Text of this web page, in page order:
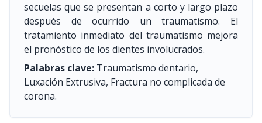
secuelas que se presentan a corto y largo plazo
después de ocurrido un traumatismo. El
tratamiento inmediato del traumatismo mejora
el pronóstico de los dientes involucrados.
Palabras clave: Traumatismo dentario,
Luxación Extrusiva, Fractura no complicada de
corona.